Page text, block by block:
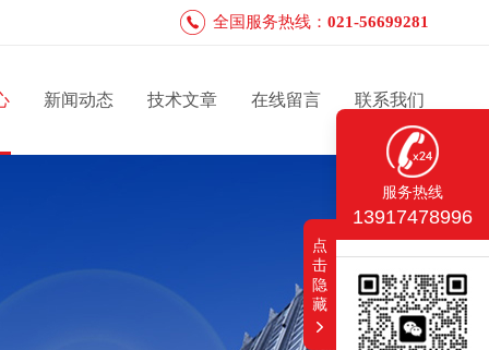
全国服务热线： 021-56699281
新闻动态 技术文章 在线留言 联系我们
服务热线
13917478996
点
击
隐
藏